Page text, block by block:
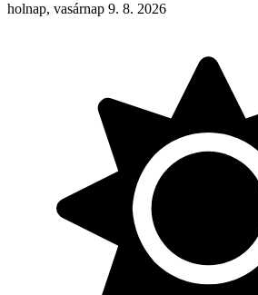
holnap, vasárnap 9. 8. 2026